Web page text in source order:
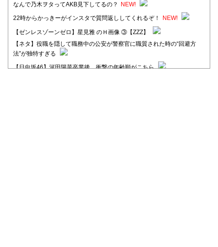
なんで乃木ヲタってAKB見下してるの？ NEW!
22時からかっきーがインスタで質問返ししてくれるぞ！ NEW!
【ゼンレスゾーンゼロ】星見雅 のＨ画像 ③【ZZZ】
【ネタ】役職を隠して職務中の公安が警察官に職質された時の“回避方
法”が独特すぎる
【日向坂46】河田陽菜卒業後、衝撃の年齢順がこちら